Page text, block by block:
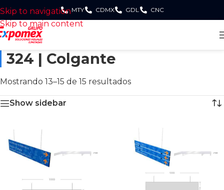
Skip to navigation
Skip to main content
MTY CDMX GDL CNC
324 | Colgante
Mostrando 13–15 de 15 resultados
Show sidebar